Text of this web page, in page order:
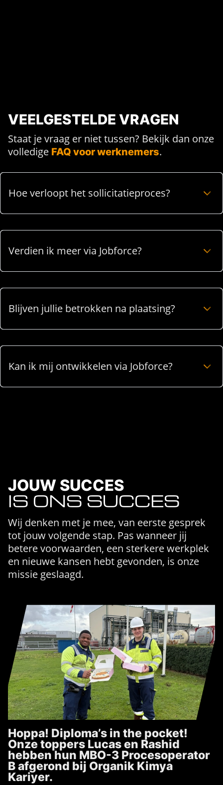
VEELGESTELDE VRAGEN
Staat je vraag er niet tussen? Bekijk dan onze
volledige FAQ voor werknemers.
Hoe verloopt het sollicitatieproces?
Verdien ik meer via Jobforce?
Blijven jullie betrokken na plaatsing?
Kan ik mij ontwikkelen via Jobforce?
JOUW SUCCES
IS ONS SUCCES
Wij denken met je mee, van eerste gesprek
tot jouw volgende stap. Pas wanneer jij
betere voorwaarden, een sterkere werkplek
en nieuwe kansen hebt gevonden, is onze
missie geslaagd.
Hoppa! Diploma’s in the pocket!
Onze toppers Lucas en Rashid
hebben hun MBO-3 Procesoperator
B afgerond bij Organik Kimya
Kariyer.